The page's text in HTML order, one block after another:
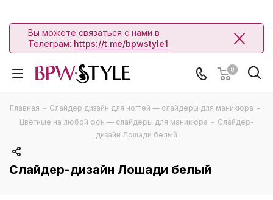
Вы можете связаться с нами в
Телеграм: https://t.me/bpwstyle1
0
Главная - Слайдер дизайн для ногтей — слайдеры для маникюра -
Цветные на любой фон — слайдеры для маникюра - Слайдер-
дизайн Лошади белый
Слайдер-дизайн Лошади белый